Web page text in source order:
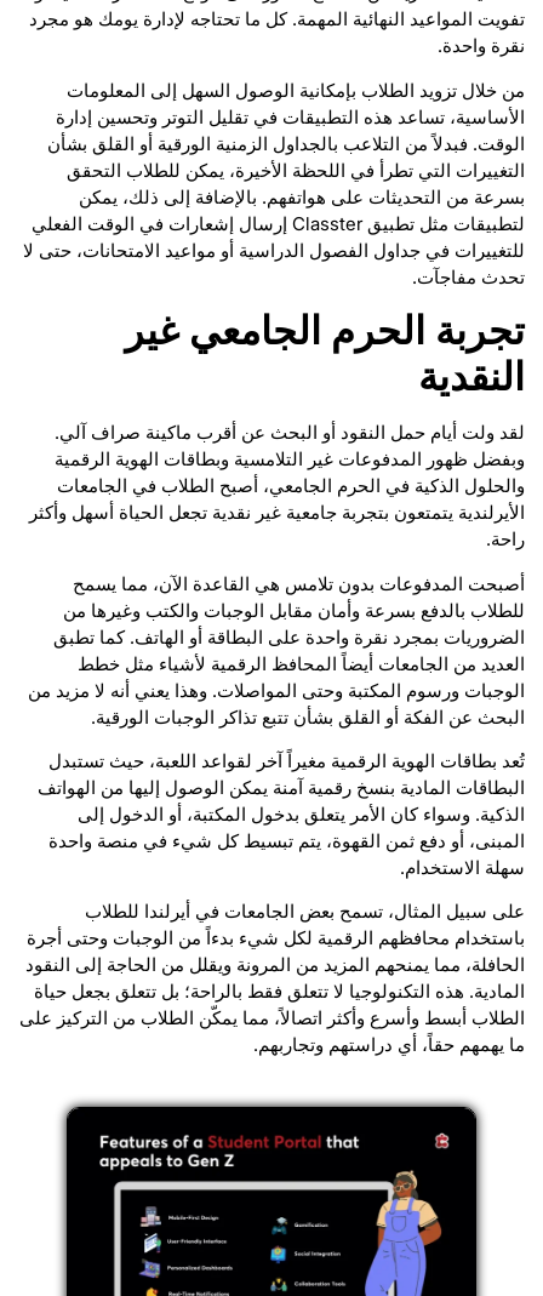
تفويت المواعيد النهائية المهمة. كل ما تحتاجه لإدارة يومك هو مجرد
نقرة واحدة.
من خلال تزويد الطلاب بإمكانية الوصول السهل إلى المعلومات
الأساسية، تساعد هذه التطبيقات في تقليل التوتر وتحسين إدارة
الوقت. فبدلاً من التلاعب بالجداول الزمنية الورقية أو القلق بشأن
التغييرات التي تطرأ في اللحظة الأخيرة، يمكن للطلاب التحقق
بسرعة من التحديثات على هواتفهم. بالإضافة إلى ذلك، يمكن
لتطبيقات مثل تطبيق Classter إرسال إشعارات في الوقت الفعلي
للتغييرات في جداول الفصول الدراسية أو مواعيد الامتحانات، حتى لا
تحدث مفاجآت.
تجربة الحرم الجامعي غير
النقدية
لقد ولت أيام حمل النقود أو البحث عن أقرب ماكينة صراف آلي.
وبفضل ظهور المدفوعات غير التلامسية وبطاقات الهوية الرقمية
والحلول الذكية في الحرم الجامعي، أصبح الطلاب في الجامعات
الأيرلندية يتمتعون بتجربة جامعية غير نقدية تجعل الحياة أسهل وأكثر
راحة.
أصبحت المدفوعات بدون تلامس هي القاعدة الآن، مما يسمح
للطلاب بالدفع بسرعة وأمان مقابل الوجبات والكتب وغيرها من
الضروريات بمجرد نقرة واحدة على البطاقة أو الهاتف. كما تطبق
العديد من الجامعات أيضاً المحافظ الرقمية لأشياء مثل خطط
الوجبات ورسوم المكتبة وحتى المواصلات. وهذا يعني أنه لا مزيد من
البحث عن الفكة أو القلق بشأن تتبع تذاكر الوجبات الورقية.
تُعد بطاقات الهوية الرقمية مغيراً آخر لقواعد اللعبة، حيث تستبدل
البطاقات المادية بنسخ رقمية آمنة يمكن الوصول إليها من الهواتف
الذكية. وسواء كان الأمر يتعلق بدخول المكتبة، أو الدخول إلى
المبنى، أو دفع ثمن القهوة، يتم تبسيط كل شيء في منصة واحدة
سهلة الاستخدام.
على سبيل المثال، تسمح بعض الجامعات في أيرلندا للطلاب
باستخدام محافظهم الرقمية لكل شيء بدءاً من الوجبات وحتى أجرة
الحافلة، مما يمنحهم المزيد من المرونة ويقلل من الحاجة إلى النقود
المادية. هذه التكنولوجيا لا تتعلق فقط بالراحة؛ بل تتعلق بجعل حياة
الطلاب أبسط وأسرع وأكثر اتصالاً، مما يمكّن الطلاب من التركيز على
ما يهمهم حقاً، أي دراستهم وتجاربهم.